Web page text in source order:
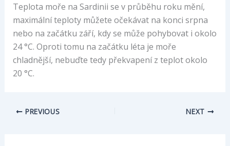
Teplota moře na Sardinii se v průběhu roku mění,
maximální teploty můžete očekávat na konci srpna
nebo na začátku září, kdy se může pohybovat i okolo
24 °C. Oproti tomu na začátku léta je moře
chladnější, nebuďte tedy překvapení z teplot okolo
20 °C.
PREVIOUS NEXT